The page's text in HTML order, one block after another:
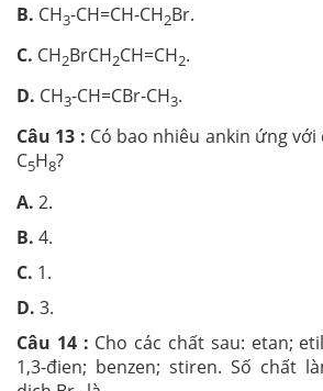
B. CH3-CH=CH-CH2Br.
C. CH2BrCH2CH=CH2.
D. CH3-CH=CBr-CH3.
Câu 13 : Có bao nhiêu ankin ứng
C5H8?
A. 2.
B. 4.
C. 1.
D. 3.
Câu 14 : Cho các chất sau: etan;
1,3-đien; benzen; stiren. Số chất